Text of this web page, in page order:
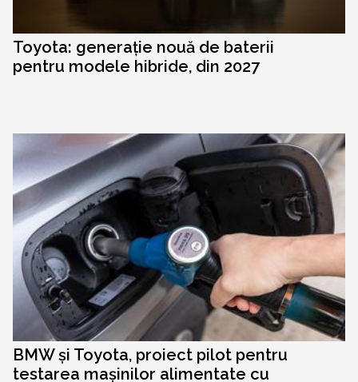
Toyota: generație nouă de baterii
pentru modele hibride, din 2027
BMW și Toyota, proiect pilot pentru
testarea mașinilor alimentate cu